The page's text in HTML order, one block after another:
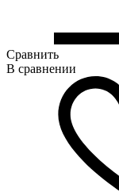
Сравнить
В сравнении